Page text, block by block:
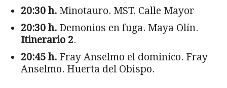
20:30 h. Minotauro. MST. Calle Mayor
20:30 h. Demonios en fuga. Maya Olín.
Itinerario 2.
20:45 h. Fray Anselmo el dominico. Fray
Anselmo. Huerta del Obispo.